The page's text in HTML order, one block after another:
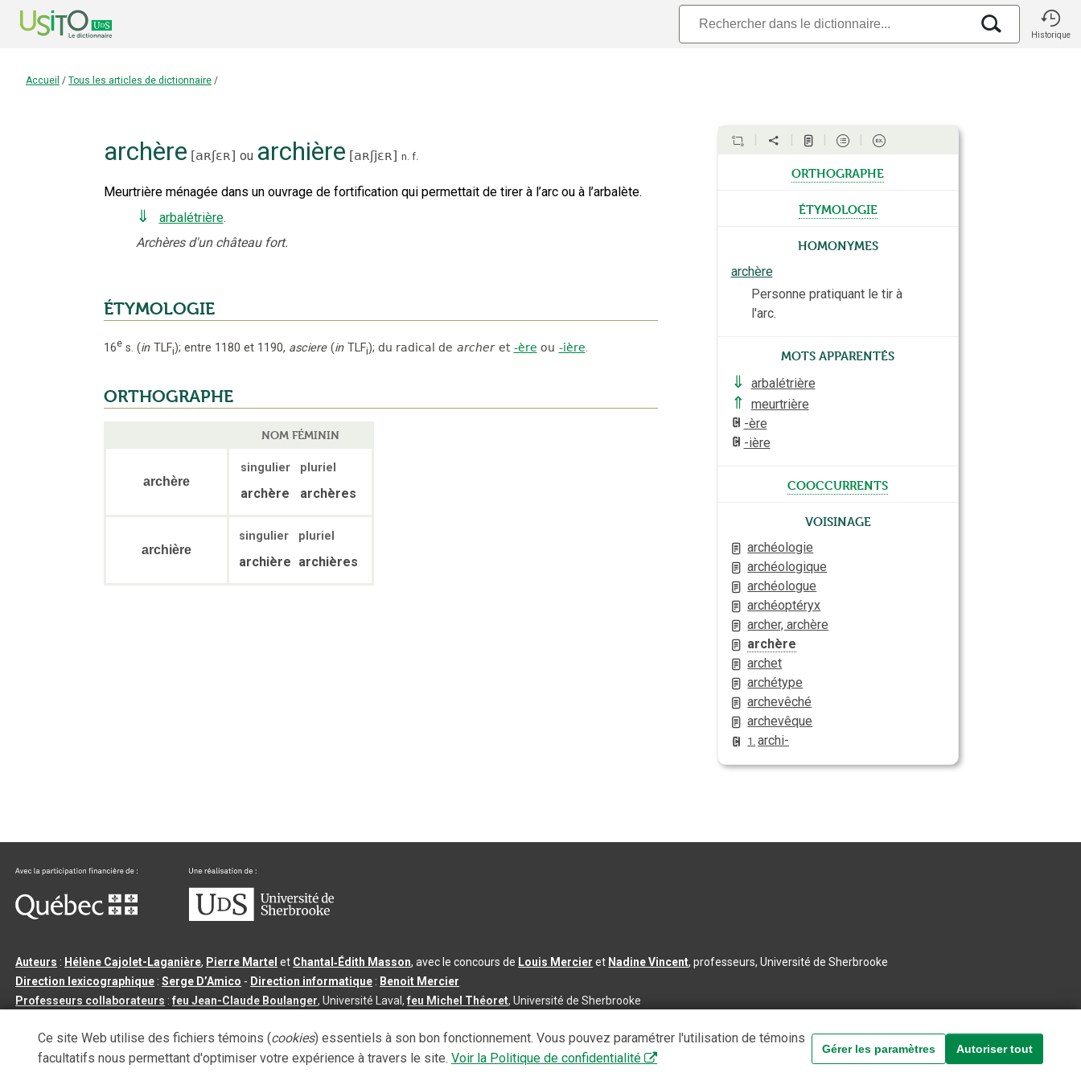
Historique
Accueil / Tous les articles de dictionnaire /
archère [aʀʃɛʀ] ou archière [aʀʃjɛʀ] n. f.
Meurtrière ménagée dans un ouvrage de fortification qui permettait de tirer à l’arc ou à l’arbalète.
⇓ arbalétrière.
Archères d'un château fort.
ÉTYMOLOGIE
16e s. (in TLFi); entre 1180 et 1190, asciere (in TLFi); du radical de archer et -ère ou -ière.
ORTHOGRAPHE
NOM FÉMININ
archère
singulier pluriel
archère archères
archière
singulier pluriel
archière archières
orthographe
étymologie
Homonymes
archère
Personne pratiquant le tir à
l'arc.
Mots apparentés
⇓
arbalétrière
⇑
meurtrière
-ère
-ière
cooccurrents
Voisinage
archéologie
archéologique
archéologue
archéoptéryx
archer, archère
archère
archet
archétype
archevêché
archevêque
1. archi-
Auteurs : Hélène Cajolet-Laganière, Pierre Martel et Chantal‑Édith Masson, avec le concours de Louis Mercier et Nadine Vincent, professeurs, Université de Sherbrooke
Direction lexicographique :Serge D’Amico - Direction informatique : Benoit Mercier
Professeurs collaborateurs :feu Jean-Claude Boulanger, Université Laval,feu Michel Théoret, Université de Sherbrooke
Tous droits réservés©Université de Sherbrooke |3.2.2- Dernière mise à jour du contenu :2026-08-03
Ce site Web utilise des fichiers témoins (cookies) essentiels à son bon fonctionnement. Vous pouvez paramétrer l'utilisation de témoins
facultatifs nous permettant d'optimiser votre expérience à travers le site. Voir la Politique de confidentialité
Gérer les paramètres Autoriser tout